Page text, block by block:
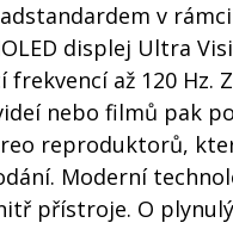
v
displej Ultra
frekvencí až 120 Hz.
nebo filmů pak
reproduktorů,
Moderní
přístroje. O